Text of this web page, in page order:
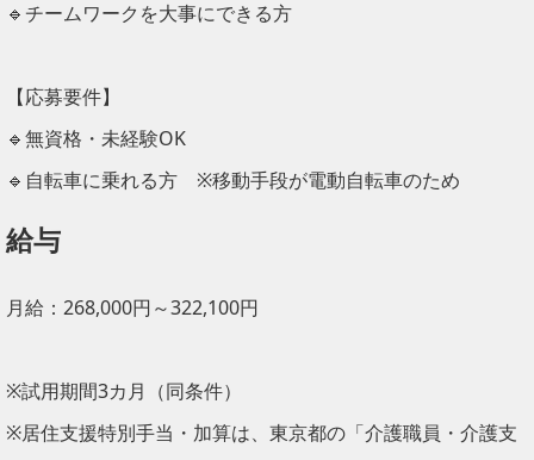
🔹チームワークを大事にできる方
【応募要件】
🔹無資格・未経験OK
🔹自転車に乗れる方 ※移動手段が電動自転車のため
給与
月給：268,000円～322,100円
※試用期間3カ月（同条件）
※居住支援特別手当・加算は、東京都の「介護職員・介護支